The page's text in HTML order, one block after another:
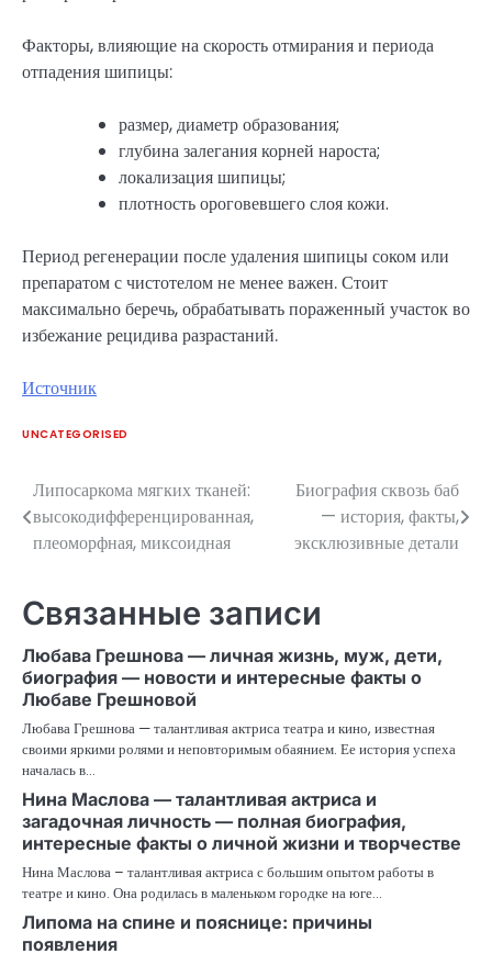
Факторы, влияющие на скорость отмирания и периода
отпадения шипицы:
размер, диаметр образования;
глубина залегания корней нароста;
локализация шипицы;
плотность ороговевшего слоя кожи.
Период регенерации после удаления шипицы соком или
препаратом с чистотелом не менее важен. Стоит
максимально беречь, обрабатывать пораженный участок во
избежание рецидива разрастаний.
Источник
UNCATEGORISED
Навигация
по
Липосаркома мягких тканей:
высокодифференцированная,
плеоморфная, миксоидная
Биография сквозь баб
— история, факты,
эксклюзивные детали
Связанные записи
Любава Грешнова — личная жизнь, муж, дети,
биография — новости и интересные факты о
Любаве Грешновой
Любава Грешнова — талантливая актриса театра и кино, известная
своими яркими ролями и неповторимым обаянием. Ее история успеха
началась в…
Нина Маслова — талантливая актриса и
загадочная личность — полная биография,
интересные факты о личной жизни и творчестве
Нина Маслова – талантливая актриса с большим опытом работы в
театре и кино. Она родилась в маленьком городке на юге…
Липома на спине и пояснице: причины
появления